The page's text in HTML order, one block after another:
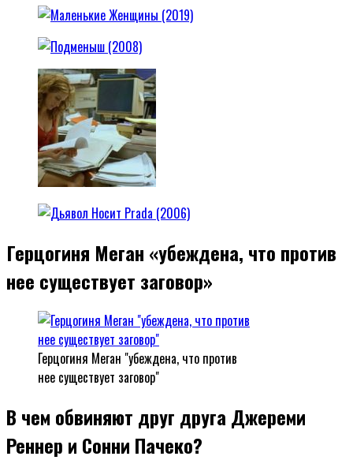
Герцогиня Меган «убеждена, что против
нее существует заговор»
Герцогиня Меган "убеждена, что против
нее существует заговор"
В чем обвиняют друг друга Джереми
Реннер и Сонни Пачеко?